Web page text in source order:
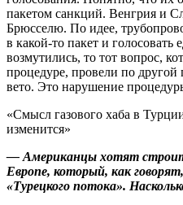
пакетом санкций. Венгрия и
Брюсселю. По идее,
в какой-то пакет и голосовать
возмутились, то тот вопрос,
процедуре, провели по
вето. Это нарушение
«Смысл газового хаба в
изменится»
— Американцы хотят
Европе, который, как
«Турецкого потока».